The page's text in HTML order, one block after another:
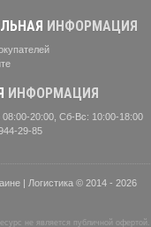
ИНФОРМАЦИЯ
ИНФОРМАЦИЯ
20:00, Сб-Вс: 10:00-18:00
29-85
| Логистика © 2014 - 2026
не является публичной офертой.